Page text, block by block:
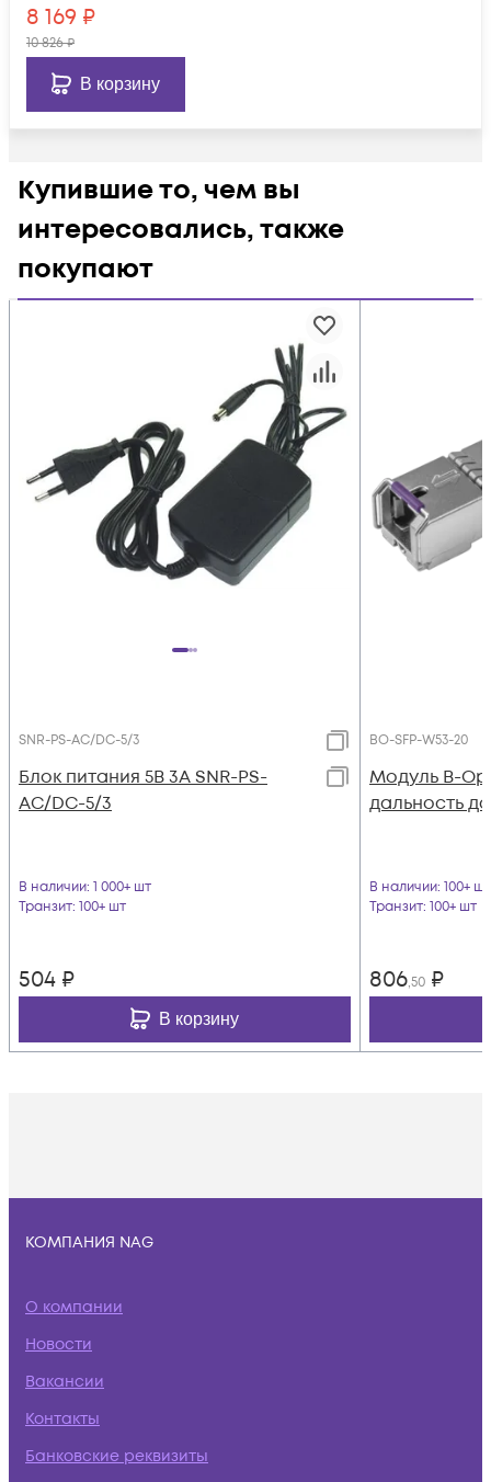
8 169 ₽
10 826₽
В корзину
Купившие то, чем вы
интересовались, также
покупают
SNR-PS-AC/DC-5/3
Блок питания 5В 3А SNR-PS-
AC/DC-5/3
В наличии: 1 000+ шт
Транзит: 100+ шт
504 ₽
В корзину
BO-SFP-W53-20
Модуль B-
дальность
В наличии: 100+ шт
Транзит: 100+ шт
806,50 ₽
КОМПАНИЯ NAG
О компании
Новости
Вакансии
Контакты
Банковские реквизиты